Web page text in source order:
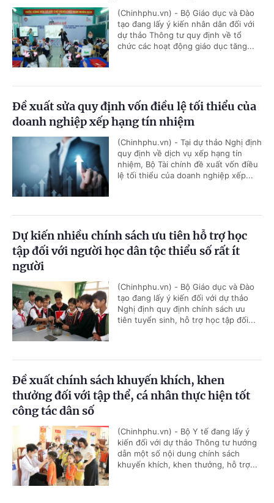
(Chinhphu.vn) - Bộ Giáo dục và Đào
tạo đang lấy ý kiến nhân dân đối với
dự thảo Thông tư quy định về tổ
chức các hoạt động giáo dục tăng...
Đề xuất sửa quy định vốn điều lệ tối thiểu của
doanh nghiệp xếp hạng tín nhiệm
(Chinhphu.vn) - Tại dự thảo Nghị định
quy định về dịch vụ xếp hạng tín
nhiệm, Bộ Tài chính đề xuất vốn điều
lệ tối thiểu của doanh nghiệp xếp...
Dự kiến nhiều chính sách ưu tiên hỗ trợ học
tập đối với người học dân tộc thiểu số rất ít
người
(Chinhphu.vn) - Bộ Giáo dục và Đào
tạo đang lấy ý kiến đối với dự thảo
Nghị định quy định chính sách ưu
tiên tuyển sinh, hỗ trợ học tập đối...
Đề xuất chính sách khuyến khích, khen
thưởng đối với tập thể, cá nhân thực hiện tốt
công tác dân số
(Chinhphu.vn) - Bộ Y tế đang lấy ý
kiến đối với dự thảo Thông tư hướng
dẫn một số nội dung chính sách
khuyến khích, khen thưởng, hỗ trợ...